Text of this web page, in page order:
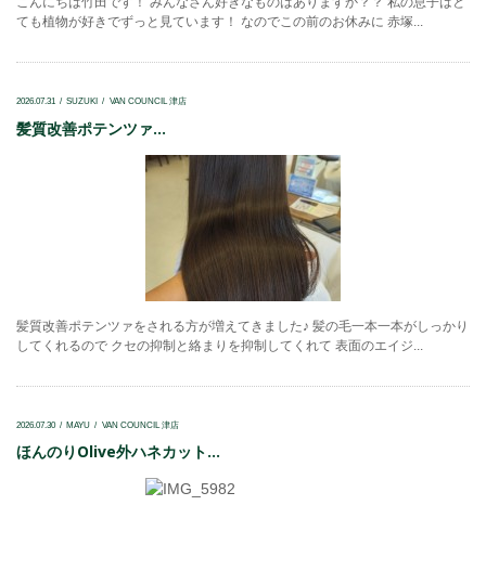
ても植物が好きでずっと見ています！ なのでこの前のお休みに 赤塚...
2026.07.31 SUZUKI VAN COUNCIL 津店
髪質改善ポテンツァ...
髪質改善ポテンツァをされる方が増えてきました♪ 髪の毛一本一本がしっかり
してくれるので クセの抑制と絡まりを抑制してくれて 表面のエイジ...
2026.07.30 MAYU VAN COUNCIL 津店
ほんのりOlive外ハネカット...